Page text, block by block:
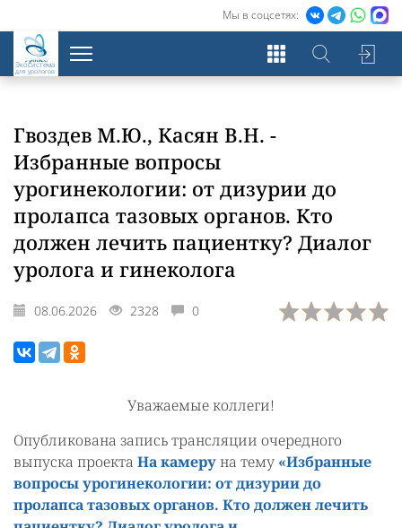
Мы в соцсетях:
Экосистема
для урологов
Гвоздев М.Ю., Касян В.Н. -
Избранные вопросы
урогинекологии: от дизурии до
пролапса тазовых органов. Кто
должен лечить пациентку? Диалог
уролога и гинеколога
08.06.2026 2328 0
Уважаемые коллеги!
Опубликована запись трансляции очередного
выпуска проекта На камеруна тему «Избранные
вопросы урогинекологии: от дизурии до
пролапса тазовых органов. Кто должен лечить